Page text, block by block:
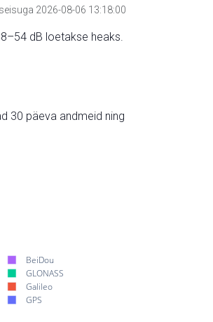
2026-08-06 13:18:00
dB loetakse heaks.
30 päeva andmeid ning
BeiDou
GLONASS
Galileo
GPS